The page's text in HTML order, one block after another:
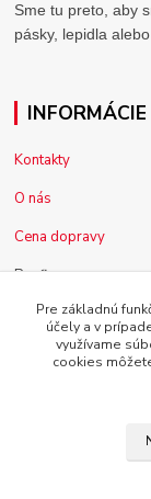
Sme tu preto, aby
pásky, lepidla
Kontakty
O nás
Cena dopravy
Pre firmy
Reklamácia tovaru
Obchodné
Pre základnú
účely a v
využívame
cookies